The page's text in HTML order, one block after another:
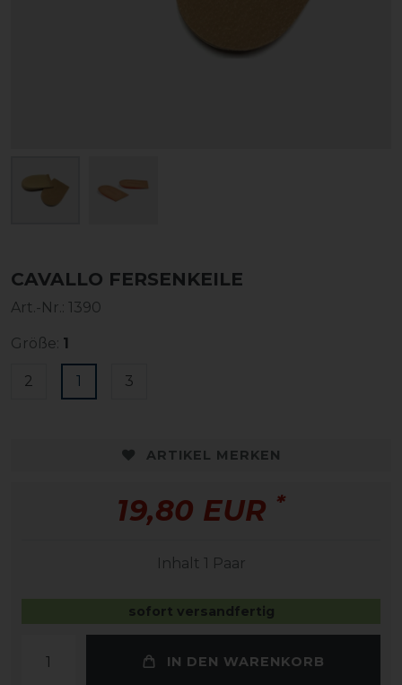
CAVALLO FERSENKEILE
Art.-Nr.: 1390
Größe: 1
2 1 3
ARTIKEL MERKEN
19,80 EUR *
Inhalt 1 Paar
sofort versandfertig
IN DEN WARENKORB